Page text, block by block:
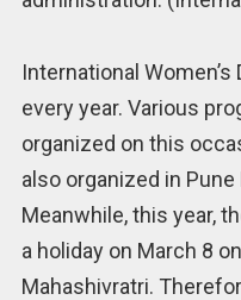
International
every year. Various
organized on this
also organized in
Meanwhile, this year,
a holiday on March 8
Mahashivratri.